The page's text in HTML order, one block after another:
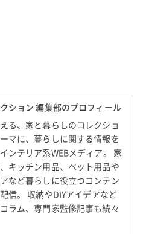
ション 編集部のプロフィール
える、家と暮らしのコレクショ
マに、暮らしに関する情報を
ンテリア系WEBメディア。 家
キッチン用品、ペット用品や
など暮らしに役立つコンテン
信。 収納やDIYアイデアなど
ラム、専門家監修記事も続々